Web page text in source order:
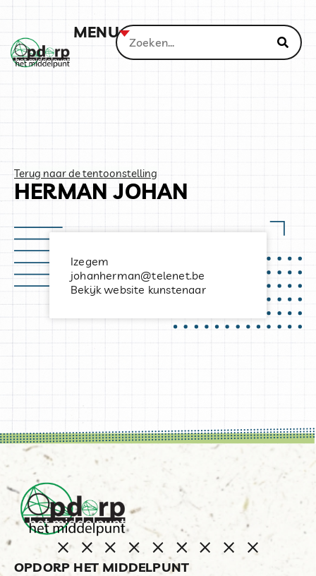
MENU
Terug naar de tentoonstelling
HERMAN JOHAN
Izegem
johanherman@telenet.be
Bekijk website kunstenaar
OPDORP HET MIDDELPUNT